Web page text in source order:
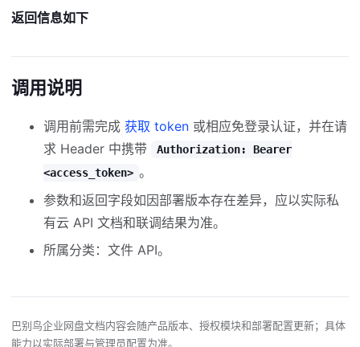
返回信息如下
调用说明
调用前需完成 获取 token 或相应免登录认证，并在请
求 Header 中携带
Authorization: Bearer
<access_token> 。
参数和返回字段如因部署版本存在差异，应以实际私
有云 API 文档和联调结果为准。
所属分类：文件 API。
巴别鸟企业网盘文档内容会随产品版本、授权模块和部署配置更新；具体
能力以实际部署与管理员配置为准。